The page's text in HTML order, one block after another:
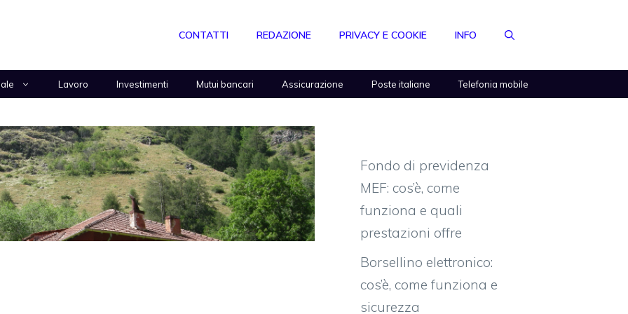
CONTATTI REDAZIONE PRIVACY E COOKIE INFO
Lavoro Investimenti Mutui bancari Assicurazione Poste italiane Telefonia mobile
Fondo di previdenza
MEF: cos’è, come
funziona e quali
prestazioni offre
Borsellino elettronico:
cos’è, come funziona e
sicurezza